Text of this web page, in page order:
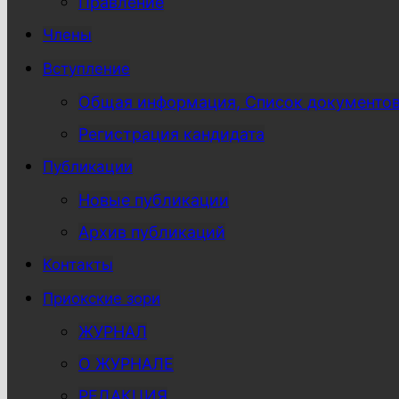
Члены
Вступление
Общая информация, Список
Регистрация кандидата
Публикации
Новые публикации
Архив публикаций
Контакты
Приокские зори
ЖУРНАЛ
О ЖУРНАЛЕ